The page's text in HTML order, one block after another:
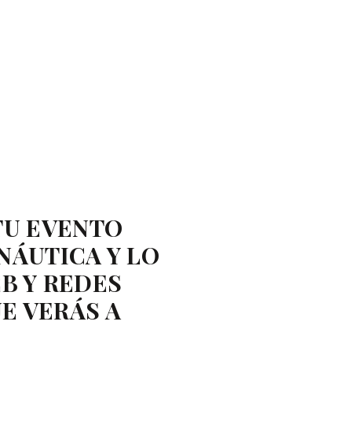
EVENTO
Y LO
Y REDES
VERÁS A